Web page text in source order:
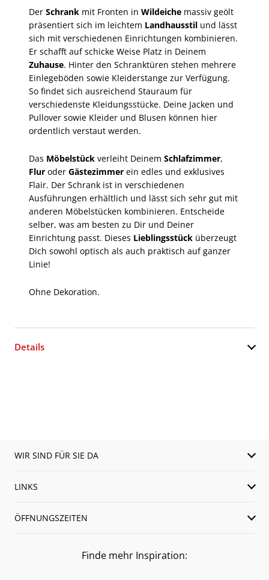
Der Schrank mit Fronten in Wildeiche massiv geölt
präsentiert sich im leichtem Landhausstil und lässt
sich mit verschiedenen Einrichtungen kombinieren.
Er schafft auf schicke Weise Platz in Deinem
Zuhause. Hinter den Schranktüren stehen mehrere
Einlegeböden sowie Kleiderstange zur Verfügung.
So findet sich ausreichend Stauraum für
verschiedenste Kleidungsstücke. Deine Jacken und
Pullover sowie Kleider und Blusen können hier
ordentlich verstaut werden.
Das Möbelstück verleiht Deinem Schlafzimmer,
Flur oder Gästezimmer ein edles und exklusives
Flair. Der Schrank ist in verschiedenen
Ausführungen erhältlich und lässt sich sehr gut mit
anderen Möbelstücken kombinieren. Entscheide
selber, was am besten zu Dir und Deiner
Einrichtung passt. Dieses Lieblingsstück überzeugt
Dich sowohl optisch als auch praktisch auf ganzer
Linie!
Ohne Dekoration.
Details
WIR SIND FÜR SIE DA
LINKS
ÖFFNUNGSZEITEN
Finde mehr Inspiration: